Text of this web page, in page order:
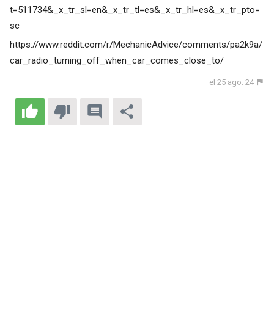
t=511734&_x_tr_sl=en&_x_tr_tl=es&_x_tr_hl=es&_x_tr_pto=
sc
https://www.reddit.com/r/MechanicAdvice/comments/pa2k9a/
car_radio_turning_off_when_car_comes_close_to/
el 25 ago. 24